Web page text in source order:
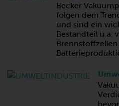
Becker
folgen dem
und sind ein
Bestandteil u.a.